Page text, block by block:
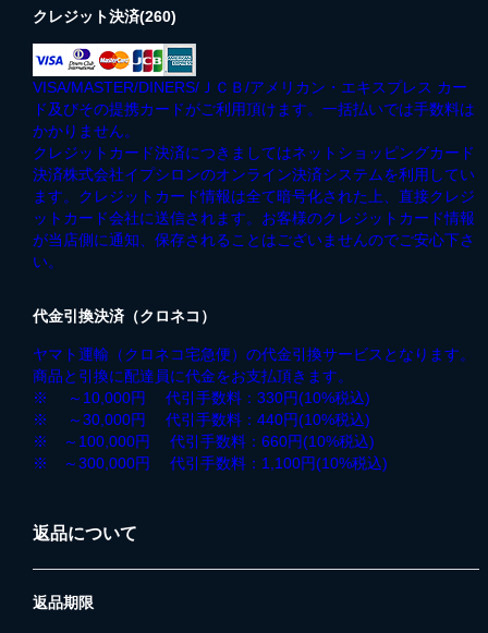
クレジット決済(260)
VISA/MASTER/DINERS/ＪＣＢ/アメリカン・エキスプレス カー
ド及びその提携カードがご利用頂けます。一括払いでは手数料は
かかりません。
クレジットカード決済につきましてはネットショッピングカード
決済株式会社イプシロンのオンライン決済システムを利用してい
ます。クレジットカード情報は全て暗号化された上、直接クレジ
ットカード会社に送信されます。お客様のクレジットカード情報
が当店側に通知、保存されることはございませんのでご安心下さ
い。
代金引換決済（クロネコ）
ヤマト運輸（クロネコ宅急便）の代金引換サービスとなります。
商品と引換に配達員に代金をお支払頂きます。
※ ～10,000円 代引手数料：330円(10%税込)
※ ～30,000円 代引手数料：440円(10%税込)
※ ～100,000円 代引手数料：660円(10%税込)
※ ～300,000円 代引手数料：1,100円(10%税込)
返品について
返品期限